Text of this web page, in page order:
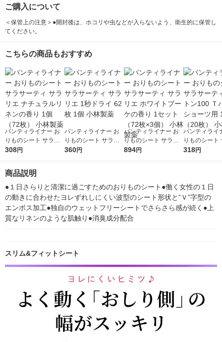
ご購入について
＜保管上の注意＞●開封後は、ホコリや虫などが入らないよう、衛生的に保管し
てください。
こちらの商品もおすすめ
パンティライナー お
りものシート サラサ
ーティ サラリエ ナチ
308円
パンティライナー お
りものシート サラサ
ーティ サラリエ 1秒
360円
パンティライナー お
りものシート サラサ
ーティ サラリエ ホワ
894円
パンティライ
りものシート
ーティコット
318円
商品説明
●１日さらりと清潔に過ごすためのおりものシート●働く女性の１日
の動きに合わせたヨレずれしにくい波型のシート形状と”Ｖ”字型の
エンボス加工●独自のウェットフリーシートでさらさら感が続く●上
質なリネンのような肌触り●消臭成分配合
スリム&フィットシート